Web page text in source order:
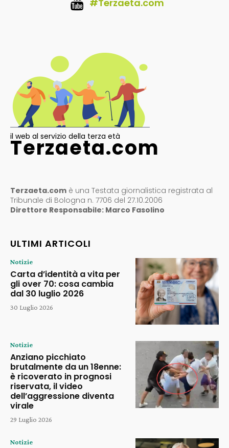
#Terzaeta.com
il web al servizio della terza età
Terzaeta.com
Terzaeta.com è una Testata giornalistica registrata al
Tribunale di Bologna n. 7706 del 27.10.2006
Direttore Responsabile: Marco Fasolino
ULTIMI ARTICOLI
Notizie
Carta d’identità a vita per
gli over 70: cosa cambia
dal 30 luglio 2026
30 Luglio 2026
Notizie
Anziano picchiato
brutalmente da un 18enne:
è ricoverato in prognosi
riservata, il video
dell’aggressione diventa
virale
29 Luglio 2026
Notizie